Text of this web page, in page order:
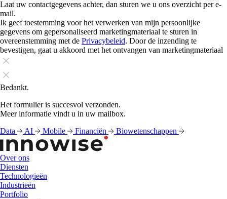
Laat uw contactgegevens achter, dan sturen we u ons overzicht per e-
mail.
Ik geef toestemming voor het verwerken van mijn persoonlijke
gegevens om gepersonaliseerd marketingmateriaal te sturen in
overeenstemming met de Privacybeleid. Door de inzending te
bevestigen, gaat u akkoord met het ontvangen van marketingmateriaal
Bedankt.
Het formulier is succesvol verzonden.
Meer informatie vindt u in uw mailbox.
Data
AI Mobile Financiën Biowetenschappen
Over ons
Diensten
Technologieën
Industrieën
Portfolio